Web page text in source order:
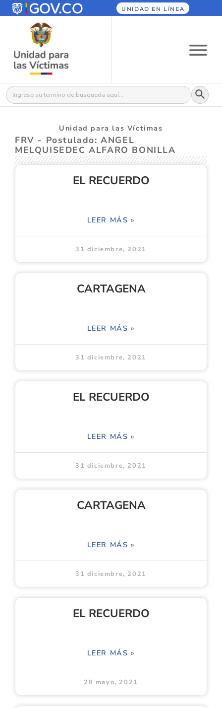
UNIDAD EN LÍNEA
Buscar: Botón
Unidad para las Víctimas
FRV - Postulado: ANGEL
MELQUISEDEC ALFARO BONILLA
EL RECUERDO
LEER MÁS »
31 diciembre, 2021
CARTAGENA
LEER MÁS »
31 diciembre, 2021
EL RECUERDO
LEER MÁS »
31 diciembre, 2021
CARTAGENA
LEER MÁS »
31 diciembre, 2021
EL RECUERDO
LEER MÁS »
28 mayo, 2021